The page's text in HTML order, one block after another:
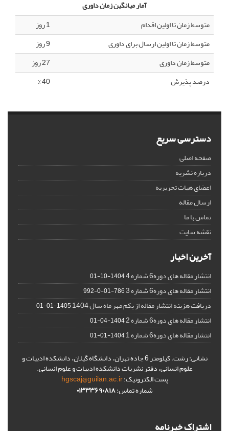
آمار میانگین زمان داوری
متوسط زمان تا اولین اقدام
1 روز
متوسط زمان تا اولین ارسال برای داوری
9 روز
متوسط زمان داوری
27 روز
درصد پذیرش
40 %
دسترسی سریع
صفحه اصلی
درباره نشریه
اعضای هیات تحریریه
ارسال مقاله
تماس با ما
نقشه سایت
آخرین اخبار
انتشار مقاله های دوره6 شماره 4 1404-10-01
انتشار مقاله های دوره6 شماره 3 786-01-0-992
دریافت هزینه انتشار مقاله از یکم مهر ماه سال 1404 1405-01-01
انتشار مقاله های دوره6 شماره 2 1404-04-01
انتشار مقاله های دوره6 شماره 1 1404-01-01
نشانی: رشت، کیلومتر 6 جاده تهران، دانشگاه گیلان، دانشکده ادبیات و
علوم انسانی، دفتر نشریات دانشکده ادبیات و علوم انسانی.
پست الکترونیک:hgscaj@guilan.ac.ir
شماره تماس:۰۱۳۳۳۶۹۰۸۱۸
اشتراک خبرنامه